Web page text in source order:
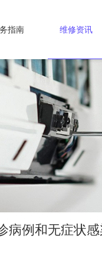
指南 维修资讯
病例和无症状